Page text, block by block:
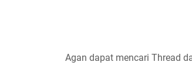
Agan dapat mencari Thread